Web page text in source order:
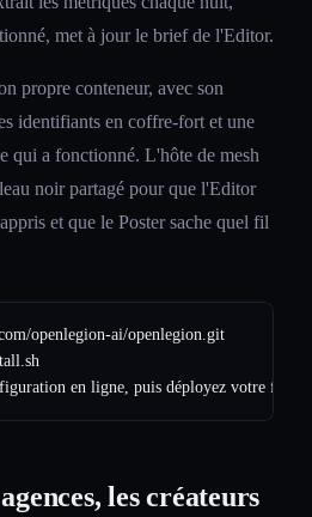
met à jour le brief de l'Editor.
propre conteneur, avec son
identifiants en coffre-fort et une
qui a fonctionné. L'hôte de mesh
noir partagé pour que l'Editor
et que le Poster sache quel fil
openlegion-ai/openlegion.git
les créateurs